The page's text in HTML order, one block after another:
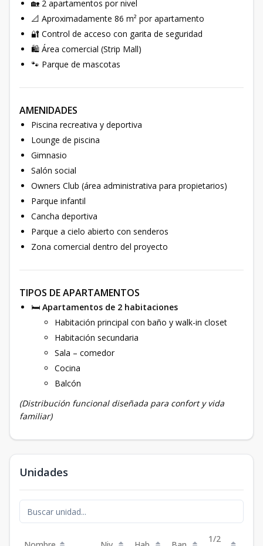
🏡 2 apartamentos por nivel
📐 Aproximadamente 86 m² por apartamento
🔐 Control de acceso con garita de seguridad
🛍️ Área comercial (Strip Mall)
🐾 Parque de mascotas
AMENIDADES
Piscina recreativa y deportiva
Lounge de piscina
Gimnasio
Salón social
Owners Club (área administrativa para propietarios)
Parque infantil
Cancha deportiva
Parque a cielo abierto con senderos
Zona comercial dentro del proyecto
TIPOS DE APARTAMENTOS
🛏️ Apartamentos de 2 habitaciones
Habitación principal con baño y walk-in closet
Habitación secundaria
Sala – comedor
Cocina
Balcón
(Distribución funcional diseñada para confort y vida
familiar)
Unidades
1/2